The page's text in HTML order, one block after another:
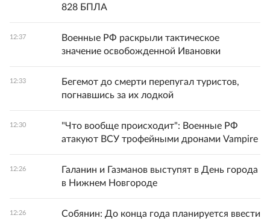
828 БПЛА
12:37
Военные РФ раскрыли тактическое
значение освобожденной Ивановки
12:33
Бегемот до смерти перепугал туристов,
погнавшись за их лодкой
12:30
"Что вообще происходит": Военные РФ
атакуют ВСУ трофейными дронами Vampire
12:26
Галанин и Газманов выступят в День города
в Нижнем Новгороде
12:26
Собянин: До конца года планируется ввести